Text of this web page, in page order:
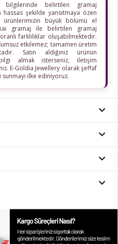
bilgilerinde belirtilen gramaj
şekilde yansıtmaya özen
ürünlerimizin büyük bölümü el
gramaj ile belirtilen gramaj
farklılıklar oluşabilmektedir.
etkilemez; tamamen üretim
Satın aldığınız ürünün
almak isterseniz, iletişim
E-Goldia Jewellery olarak şeffaf
ilke ediniyoruz.